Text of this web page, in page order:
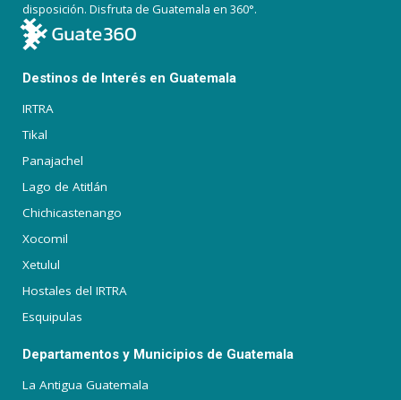
disposición. Disfruta de Guatemala en 360°.
Destinos de Interés en Guatemala
IRTRA
Tikal
Panajachel
Lago de Atitlán
Chichicastenango
Xocomil
Xetulul
Hostales del IRTRA
Esquipulas
Departamentos y Municipios de Guatemala
La Antigua Guatemala